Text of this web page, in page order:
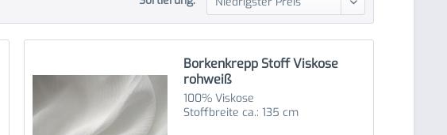
Borkenkrepp Stoff Viskose
rohweiß
100% Viskose
Stoffbreite ca.: 135 cm